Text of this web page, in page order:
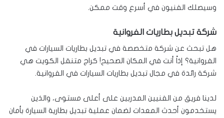
وسيصلك الفنيون في أسرع وقت ممكن.
شركة تبديل بطاريات الفروانية
هل تبحث عن شركة متخصصة في تبديل بطاريات السيارات في
الفروانية؟ إذاً أنت في المكان الصحيح! كراج متنقل الكويت هي
شركة رائدة في مجال تبديل بطاريات السيارات في الفروانية.
لدينا فريق من الفنيين المدربين على أعلى مستوى، والذين
يستخدمون أحدث المعدات لضمان عملية تبديل بطارية السيارة بأمان